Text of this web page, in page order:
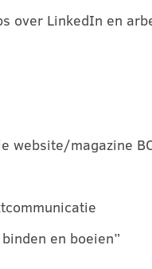
over LinkedIn en
magazine
en boeien”